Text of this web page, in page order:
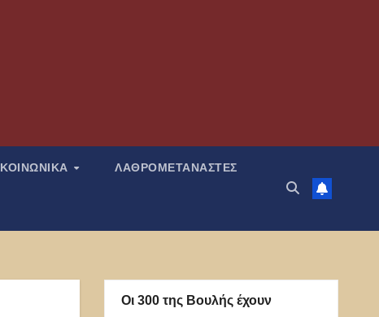
ΚΟΙΝΩΝΙΚΑ ΛΑΘΡΟΜΕΤΑΝΑΣΤΕΣ
Οι 300 της Βουλής έχουν